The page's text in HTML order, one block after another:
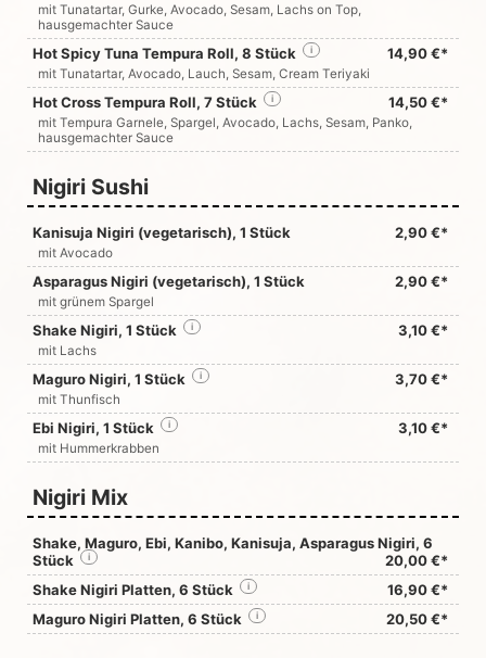
mit Tunatartar, Gurke, Avocado, Sesam, Lachs on Top,
hausgemachter Sauce
Hot Spicy Tuna Tempura Roll, 8 Stück 14,90 €*
i
mit Tunatartar, Avocado, Lauch, Sesam, Cream Teriyaki
Hot Cross Tempura Roll, 7 Stück 14,50 €*
i
mit Tempura Garnele, Spargel, Avocado, Lachs, Sesam, Panko,
hausgemachter Sauce
Nigiri Sushi
Kanisuja Nigiri (vegetarisch), 1 Stück 2,90 €*
mit Avocado
Asparagus Nigiri (vegetarisch), 1 Stück 2,90 €*
mit grünem Spargel
Shake Nigiri, 1 Stück 3,10 €*
i
mit Lachs
Maguro Nigiri, 1 Stück 3,70 €*
i
mit Thunfisch
Ebi Nigiri, 1 Stück 3,10 €*
i
mit Hummerkrabben
Nigiri Mix
Shake, Maguro, Ebi, Kanibo, Kanisuja, Asparagus Nigiri, 6
Stück
20,00 €*
i
Shake Nigiri Platten, 6 Stück 16,90 €*
i
Maguro Nigiri Platten, 6 Stück 20,50 €*
i